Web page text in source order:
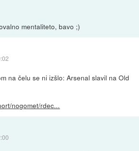
mentaliteto, bavo ;)
na čelu se ni izšlo: Arsenal slavil na Old
nogomet/rdec...